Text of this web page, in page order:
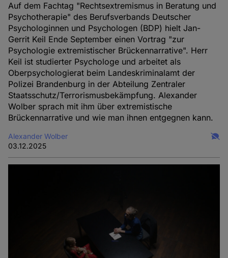
Auf dem Fachtag "Rechtsextremismus in Beratung und
Psychotherapie" des Berufsverbands Deutscher
Psychologinnen und Psychologen (BDP) hielt Jan-
Gerrit Keil Ende September einen Vortrag "zur
Psychologie extremistischer Brückennarrative". Herr
Keil ist studierter Psychologe und arbeitet als
Oberpsychologierat beim Landeskriminalamt der
Polizei Brandenburg in der Abteilung Zentraler
Staatsschutz/Terrorismusbekämpfung. Alexander
Wolber sprach mit ihm über extremistische
Brückennarrative und wie man ihnen entgegnen kann.
Alexander Wolber
03.12.2025